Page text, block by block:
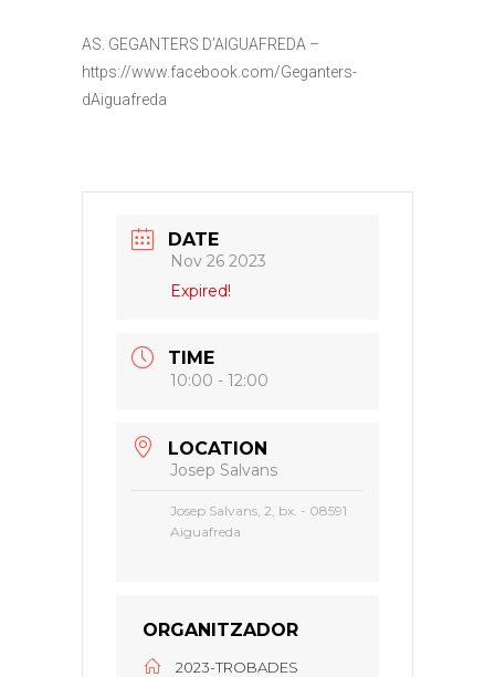
AS. GEGANTERS D’AIGUAFREDA –
https://www.facebook.com/Geganters-
dAiguafreda
DATE
Nov 26 2023
Expired!
TIME
10:00 - 12:00
LOCATION
Josep Salvans
Josep Salvans, 2, bx. - 08591
Aiguafreda
ORGANITZADOR
2023-TROBADES